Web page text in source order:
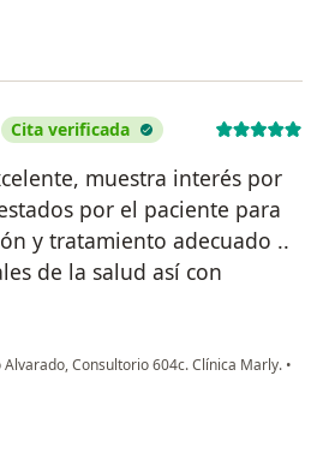
Cita verificada
muestra interés por
por el paciente para
y tratamiento adecuado ..
de la salud así con
Consultorio 604c. Clínica Marly. •
Herrera